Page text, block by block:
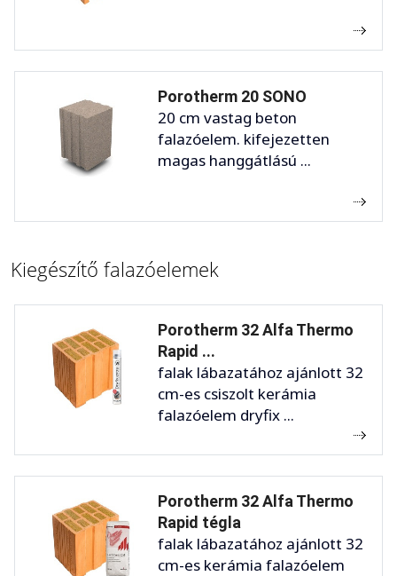
Porotherm 20 SONO
20 cm vastag beton
falazóelem. kifejezetten
magas hanggátlású ...
Kiegészítő falazóelemek
Porotherm 32 Alfa Thermo
Rapid ...
falak lábazatához ajánlott 32
cm-es csiszolt kerámia
falazóelem dryfix ...
Porotherm 32 Alfa Thermo
Rapid tégla
falak lábazatához ajánlott 32
cm-es kerámia falazóelem